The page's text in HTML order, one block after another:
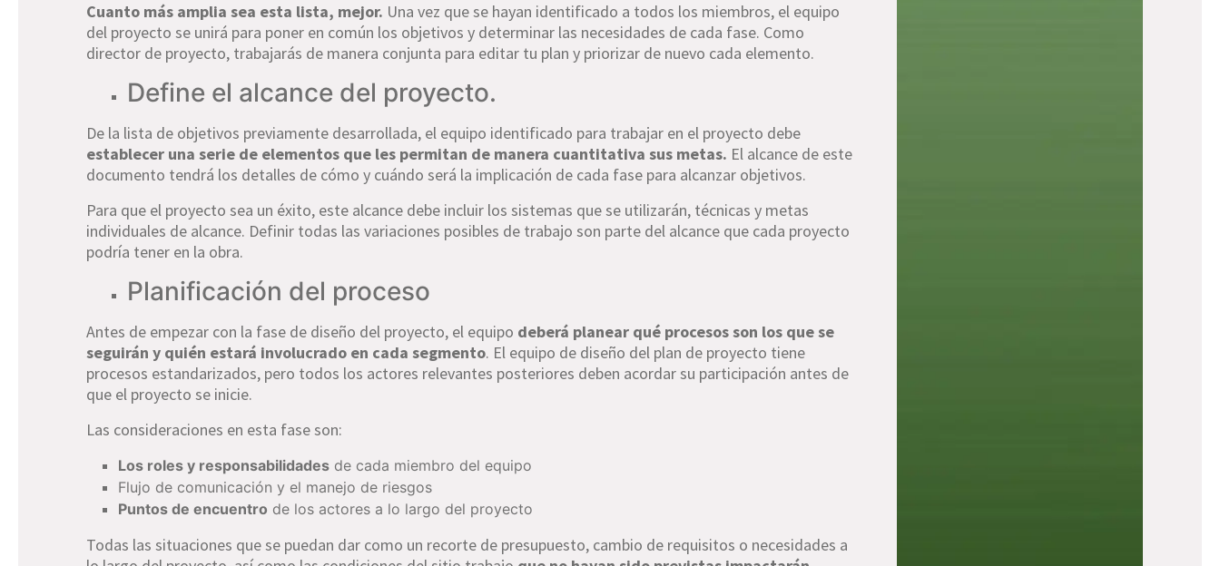
Cuanto más amplia sea esta lista, mejor. Una vez que se hayan identificado a todos los miembros, el equipo
del proyecto se unirá para poner en común los objetivos y determinar las necesidades de cada fase. Como
director de proyecto, trabajarás de manera conjunta para editar tu plan y priorizar de nuevo cada elemento.
Define el alcance del proyecto.
De la lista de objetivos previamente desarrollada, el equipo identificado para trabajar en el proyecto debe
establecer una serie de elementos que les permitan de manera cuantitativa sus metas. El alcance de este
documento tendrá los detalles de cómo y cuándo será la implicación de cada fase para alcanzar objetivos.
Para que el proyecto sea un éxito, este alcance debe incluir los sistemas que se utilizarán, técnicas y metas
individuales de alcance. Definir todas las variaciones posibles de trabajo son parte del alcance que cada proyecto
podría tener en la obra.
Planificación del proceso
Antes de empezar con la fase de diseño del proyecto, el equipo deberá planear qué procesos son los que se
seguirán y quién estará involucrado en cada segmento. El equipo de diseño del plan de proyecto tiene
procesos estandarizados, pero todos los actores relevantes posteriores deben acordar su participación antes de
que el proyecto se inicie.
Las consideraciones en esta fase son:
Los roles y responsabilidades de cada miembro del equipo
Flujo de comunicación y el manejo de riesgos
Puntos de encuentro de los actores a lo largo del proyecto
Todas las situaciones que se puedan dar como un recorte de presupuesto, cambio de requisitos o necesidades a